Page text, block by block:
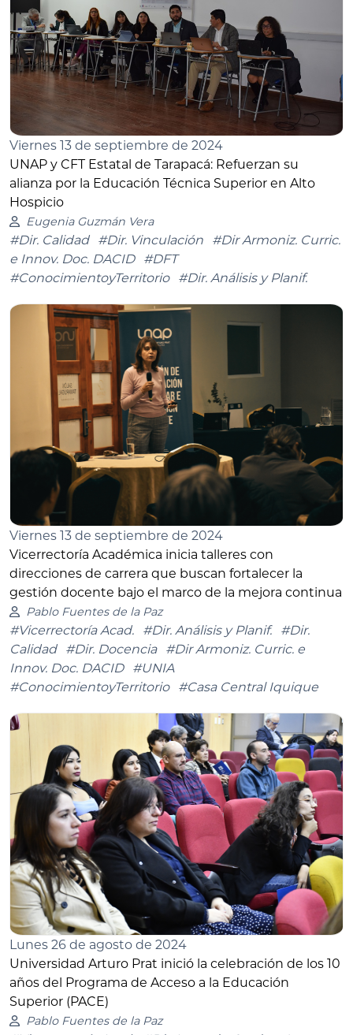
Viernes 13 de septiembre de 2024
UNAP y CFT Estatal de Tarapacá: Refuerzan su
alianza por la Educación Técnica Superior en Alto
Hospicio
Eugenia Guzmán Vera
#Dir. Calidad #Dir. Vinculación
#Dir Armoniz. Curric.
e Innov. Doc. DACID
#DFT
#ConocimientoyTerritorio
#Dir. Análisis y Planif.
Viernes 13 de septiembre de 2024
Vicerrectoría Académica inicia talleres con
direcciones de carrera que buscan fortalecer la
gestión docente bajo el marco de la mejora continua
Pablo Fuentes de la Paz
#Vicerrectoría Acad. #Dir. Análisis y Planif.
#Dir.
Calidad
#Dir. Docencia
#Dir Armoniz. Curric. e
Innov. Doc. DACID
#UNIA
#ConocimientoyTerritorio
#Casa Central Iquique
Lunes 26 de agosto de 2024
Universidad Arturo Prat inició la celebración de los 10
años del Programa de Acceso a la Educación
Superior (PACE)
Pablo Fuentes de la Paz